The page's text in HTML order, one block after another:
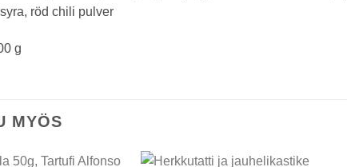
röd chili pulver
g
MYÖS